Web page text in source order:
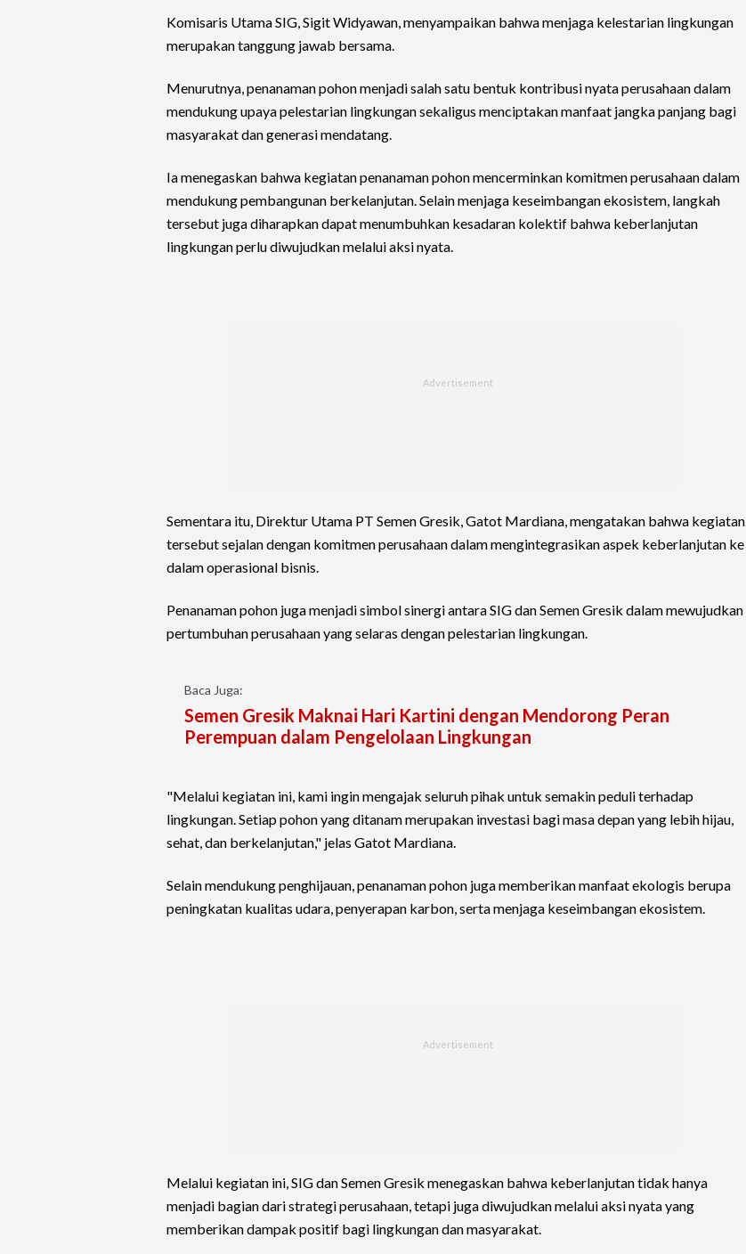
Komisaris Utama SIG, Sigit Widyawan, menyampaikan bahwa menjaga kelestarian lingkungan
merupakan tanggung jawab bersama.
Menurutnya, penanaman pohon menjadi salah satu bentuk kontribusi nyata perusahaan dalam
mendukung upaya pelestarian lingkungan sekaligus menciptakan manfaat jangka panjang bagi
masyarakat dan generasi mendatang.
Ia menegaskan bahwa kegiatan penanaman pohon mencerminkan komitmen perusahaan dalam
mendukung pembangunan berkelanjutan. Selain menjaga keseimbangan ekosistem, langkah
tersebut juga diharapkan dapat menumbuhkan kesadaran kolektif bahwa keberlanjutan
lingkungan perlu diwujudkan melalui aksi nyata.
Sementara itu, Direktur Utama PT Semen Gresik, Gatot Mardiana, mengatakan bahwa kegiatan
tersebut sejalan dengan komitmen perusahaan dalam mengintegrasikan aspek keberlanjutan ke
dalam operasional bisnis.
Penanaman pohon juga menjadi simbol sinergi antara SIG dan Semen Gresik dalam mewujudkan
pertumbuhan perusahaan yang selaras dengan pelestarian lingkungan.
Baca Juga:
Semen Gresik Maknai Hari Kartini dengan Mendorong Peran
Perempuan dalam Pengelolaan Lingkungan
"Melalui kegiatan ini, kami ingin mengajak seluruh pihak untuk semakin peduli terhadap
lingkungan. Setiap pohon yang ditanam merupakan investasi bagi masa depan yang lebih hijau,
sehat, dan berkelanjutan," jelas Gatot Mardiana.
Selain mendukung penghijauan, penanaman pohon juga memberikan manfaat ekologis berupa
peningkatan kualitas udara, penyerapan karbon, serta menjaga keseimbangan ekosistem.
Melalui kegiatan ini, SIG dan Semen Gresik menegaskan bahwa keberlanjutan tidak hanya
menjadi bagian dari strategi perusahaan, tetapi juga diwujudkan melalui aksi nyata yang
memberikan dampak positif bagi lingkungan dan masyarakat.